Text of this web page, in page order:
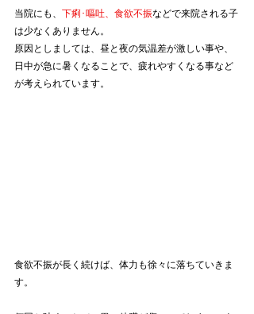
当院にも、 下痢･嘔吐、食欲不振などで来院される子
は少なくありません。
原因としましては、昼と夜の気温差が激しい事や、
日中が急に暑くなることで、疲れやすくなる事など
が考えられています。
食欲不振が長く続けば、体力も徐々に落ちていきま
す。